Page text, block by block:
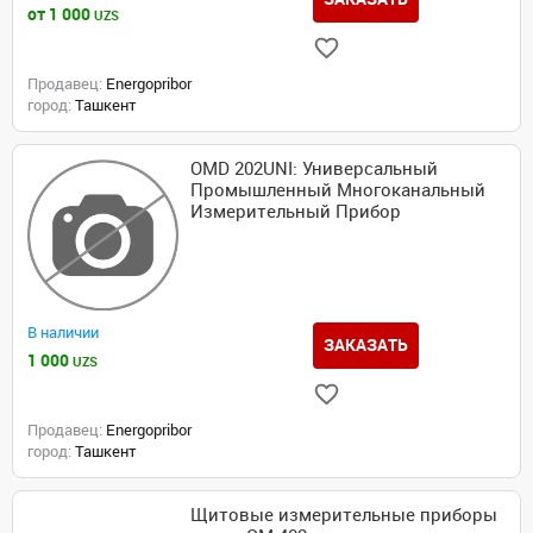
от 1 000 UZS
Продавец: Energopribor
город: Ташкент
OMD 202UNI: Универсальный
Промышленный Многоканальный
Измерительный Прибор
В наличии
1 000 UZS
ЗАКАЗАТЬ
Продавец: Energopribor
город: Ташкент
Щитовые измерительные приборы